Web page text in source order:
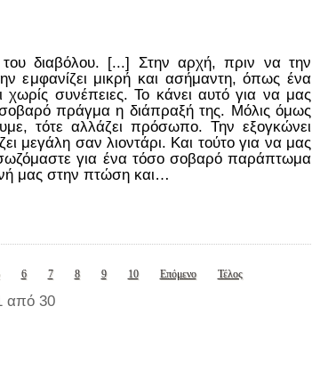
διαβόλου. [...] Στην αρχή, πριν να την
εμφανίζει μικρή και ασήμαντη, όπως ένα
συνέπειες. Το κάνει αυτό για να μας
σοβαρό πράγμα η διάπραξή της. Μόλις όμως
τότε αλλάζει πρόσωπο. Την εξογκώνει
μεγάλη σαν λιοντάρι. Και τούτο για να μας
σωζόμαστε για ένα τόσο σοβαρό παράπτωμα
μας στην πτώση και…
6 7 8 9 10 Επόμενο Τέλος
από 30